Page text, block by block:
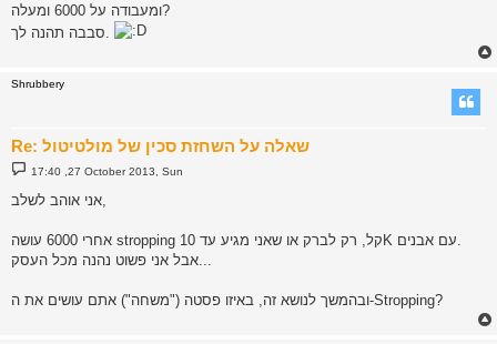
ומעבודה על 6000 ומעלה?
Shrubbery
Re: שאלה על השחזת סכין של מולטיטול
P
o
t
17:40 ,27 October 2013, Sun
אני אוהב לשלב,
אחרי 6000 עושה stropping קל, רק לברק או שאני מגיע עד 10K עם אבנים.
אבל אני פשוט נהנה מכל העסק...
ובהמשך לנושא זה, באיזו פסטה ("משחה") אתם עושים את ה-Stropping?